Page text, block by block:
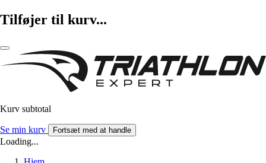
Tilføjer til kurv...
Kurv subtotal
Se min kurv Fortsæt med at handle
Loading...